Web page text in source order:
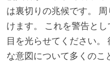
は裏切りの兆候です。
けます。 これを警告と
目を光らせてください。
な意図について多くのこ